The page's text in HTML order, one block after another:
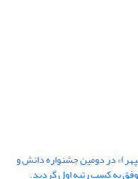
در دومین جشنواره دانش و